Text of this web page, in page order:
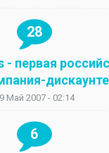
28
- первая
Май 2007 - 02:14
6